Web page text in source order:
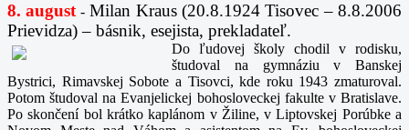
8. august-Milan Kraus (20.8.1924 Tisovec – 8.8.2006
Prievidza) – básnik, esejista, prekladateľ.
Do ľudovej školy chodil v rodisku,
študoval na gymnáziu v Banskej
Bystrici, Rimavskej Sobote a Tisovci, kde roku 1943 zmaturoval.
Potom študoval na Evanjelickej bohosloveckej fakulte v Bratislave.
Po skončení bol krátko kaplánom v Žiline, v Liptovskej Porúbke a